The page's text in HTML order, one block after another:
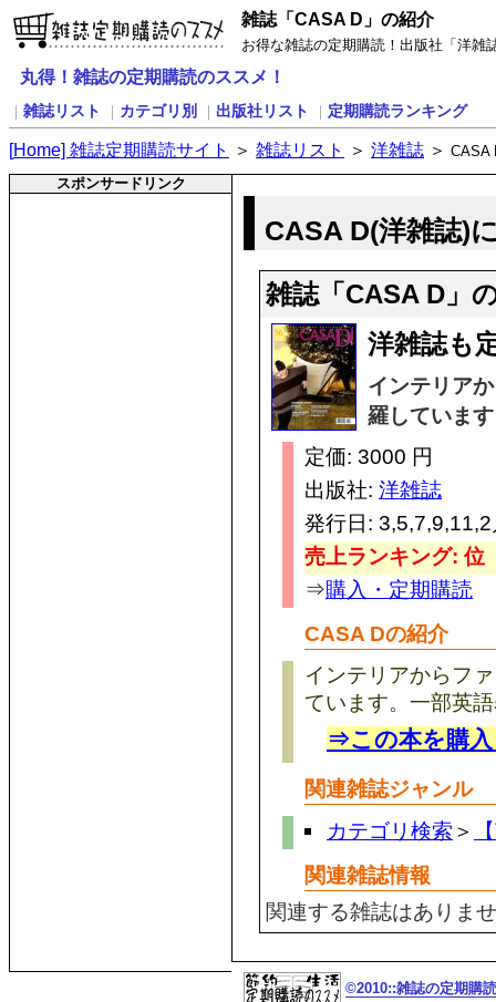
雑誌「CASA D」の紹介
お得な雑誌の定期購読！出版社「洋雑
丸得！雑誌の定期購読のススメ！
雑誌リスト カテゴリ別 出版社リスト 定期購読ランキング
[Home] 雑誌定期購読サイト ＞ 雑誌リスト ＞ 洋雑誌 ＞ CASA
スポンサードリンク
CASA D(洋雑誌)
雑誌「CASA D」
洋雑誌も
インテリア
羅していま
定価: 3000 円
出版社: 洋雑誌
発行日:
売上ランキング: 位
⇒購入・定期購読
CASA Dの紹介
インテリアからフ
ています。一部英
⇒この本を購
関連雑誌ジャンル
カテゴリ検索 ＞
関連雑誌情報
関連する雑誌はありま
©2010::雑誌の定期購